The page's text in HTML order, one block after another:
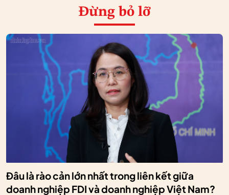
Đừng bỏ lỡ
Đâu là rào cản lớn nhất trong liên kết giữa
doanh nghiệp FDI và doanh nghiệp Việt Nam?